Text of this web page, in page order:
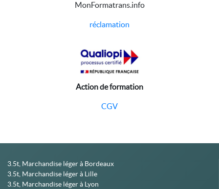
MonFormatrans.info
réclamation
Action de formation
CGV
3.5t, Marchandise léger à Bordeaux
3.5t, Marchandise léger à Lille
3.5t, Marchandise léger à Lyon